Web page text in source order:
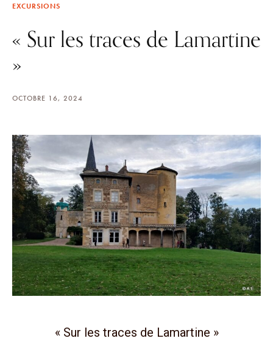
EXCURSIONS
« Sur les traces de Lamartine
»
OCTOBRE 16, 2024
« Sur les traces de Lamartine »